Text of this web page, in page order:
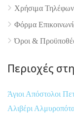
Χρήσιμα
Φόρμα
Όροι &
Περιοχές
Άγιοι Απόστολοι
Αλιβέρι